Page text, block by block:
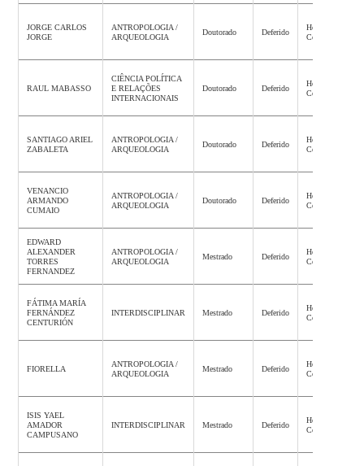
JORGE CARLOS
JORGE
ANTROPOLOGIA /
ARQUEOLOGIA
Doutorado Deferido
Homologação
Concluída
RAUL MABASSO
CIÊNCIA POLÍTICA
E RELAÇÕES
INTERNACIONAIS
Doutorado Deferido
Homologação
Concluída
SANTIAGO ARIEL
ZABALETA
ANTROPOLOGIA /
ARQUEOLOGIA
Doutorado Deferido
Homologação
Concluída
VENANCIO
ARMANDO
CUMAIO
ANTROPOLOGIA /
ARQUEOLOGIA
Doutorado Deferido
Homologação
Concluída
EDWARD
ALEXANDER
TORRES
FERNANDEZ
ANTROPOLOGIA /
ARQUEOLOGIA
Mestrado Deferido
Homologação
Concluída
FÁTIMA MARÍA
FERNÁNDEZ
CENTURIÓN
INTERDISCIPLINAR Mestrado Deferido
Homologação
Concluída
FIORELLA
ANTROPOLOGIA /
ARQUEOLOGIA
Mestrado Deferido
Homologação
Concluída
ISIS YAEL
AMADOR
CAMPUSANO
INTERDISCIPLINAR Mestrado Deferido
Homologação
Concluída